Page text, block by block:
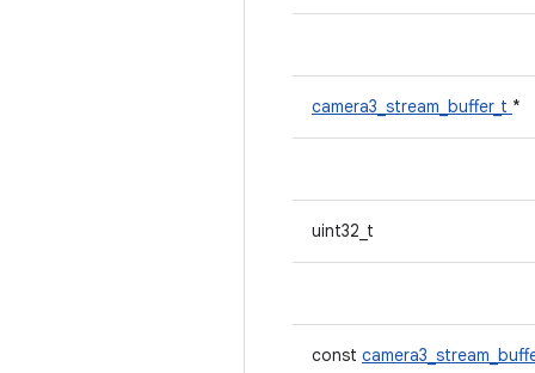
camera3_stream_buffer_t *
uint32_t
const